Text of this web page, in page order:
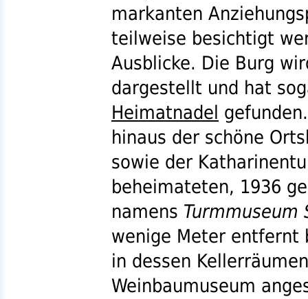
markanten
teilweise besichtigt
Ausblicke. Die Burg
dargestellt und hat
Heimatnadel
hinaus der schöne
sowie der
beheimateten, 1936
namens Turmmuseum
wenige Meter entfernt
in dessen
Weinbaumuseum